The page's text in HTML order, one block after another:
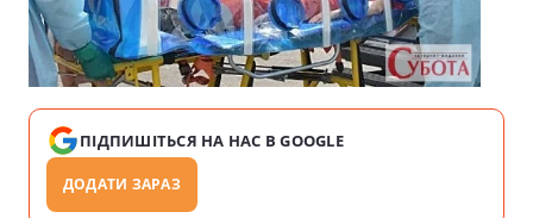
ПІДПИШІТЬСЯ НА НАС В GOOGLE
ДОДАТИ ЗАРАЗ